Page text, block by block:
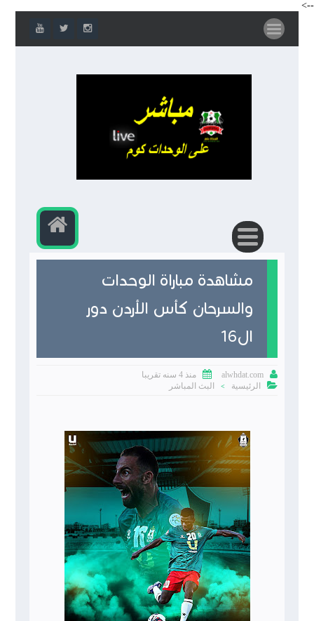
-->
مشاهدة مباراة الوحدات
والسرحان كأس الأردن دور
ال16

alwhdat.com

منذ 4 سنه تقريبا

الرئيسية > البث المباشر